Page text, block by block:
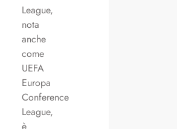
League,
nota
anche
come
UEFA
Europa
Conference
League,